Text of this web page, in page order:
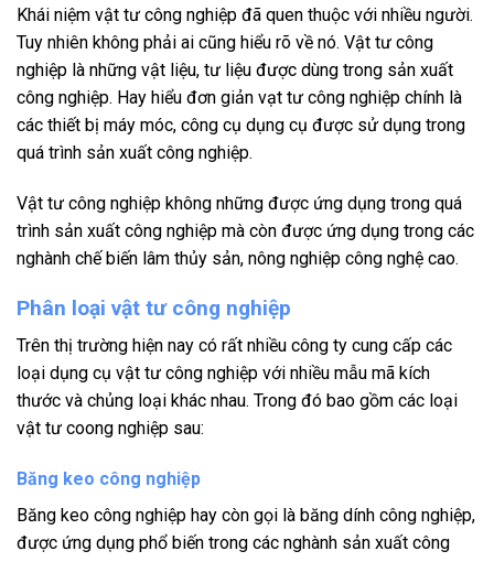
Khái niệm vật tư công nghiệp đã quen thuộc với nhiều người.
Tuy nhiên không phải ai cũng hiểu rõ về nó. Vật tư công
nghiệp là những vật liệu, tư liệu được dùng trong sản xuất
công nghiệp. Hay hiểu đơn giản vạt tư công nghiệp chính là
các thiết bị máy móc, công cụ dụng cụ được sử dụng trong
quá trình sản xuất công nghiệp.
Vật tư công nghiệp không những được ứng dụng trong quá
trình sản xuất công nghiệp mà còn được ứng dụng trong các
nghành chế biến lâm thủy sản, nông nghiệp công nghệ cao.
Phân loại vật tư công nghiệp
Trên thị trường hiện nay có rất nhiều công ty cung cấp các
loại dụng cụ vật tư công nghiệp với nhiều mẫu mã kích
thước và chủng loại khác nhau. Trong đó bao gồm các loại
vật tư coong nghiệp sau:
Băng keo công nghiệp
Băng keo công nghiệp hay còn gọi là băng dính công nghiệp,
được ứng dụng phổ biến trong các nghành sản xuất công